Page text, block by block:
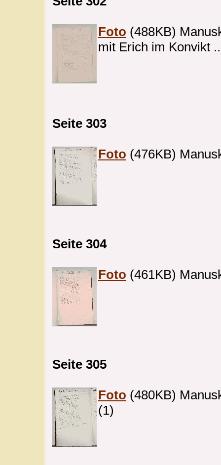
Foto (488KB)
mit Erich im Konvikt
Seite 303
Foto (476KB)
Seite 304
Foto (461KB)
Seite 305
Foto (480KB)
(1)